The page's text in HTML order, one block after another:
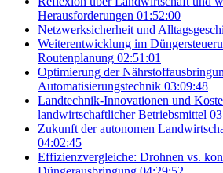
Herausforderungen 01:52:00
Netzwerksicherheit und
Weiterentwicklung im
Routenplanung 02:51:01
Optimierung der
Automatisierungstechnik 03:09:48
Landtechnik-Innovationen und
landwirtschaftlicher Betriebsmittel
Zukunft der autonomen
04:02:45
Effizienzvergleiche: Drohnen vs.